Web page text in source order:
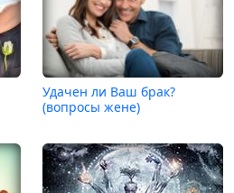
Удачен ли Ваш брак?
(вопросы жене)